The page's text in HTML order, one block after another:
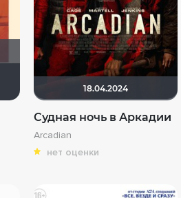
Мышь Белая
18.04.2024
Судная ночь в Аркадии
Arcadian
нет оценки